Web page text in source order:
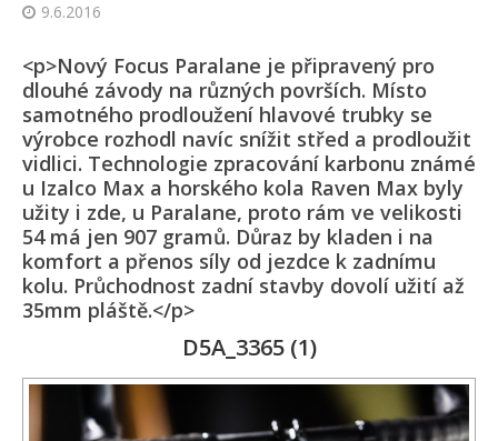
9.6.2016
<p>Nový Focus Paralane je připravený pro
dlouhé závody na různých površích. Místo
samotného prodloužení hlavové trubky se
výrobce rozhodl navíc snížit střed a prodloužit
vidlici. Technologie zpracování karbonu známé
u Izalco Max a horského kola Raven Max byly
užity i zde, u Paralane, proto rám ve velikosti
54 má jen 907 gramů. Důraz by kladen i na
komfort a přenos síly od jezdce k zadnímu
kolu. Průchodnost zadní stavby dovolí užití až
35mm pláště.</p>
D5A_3365 (1)